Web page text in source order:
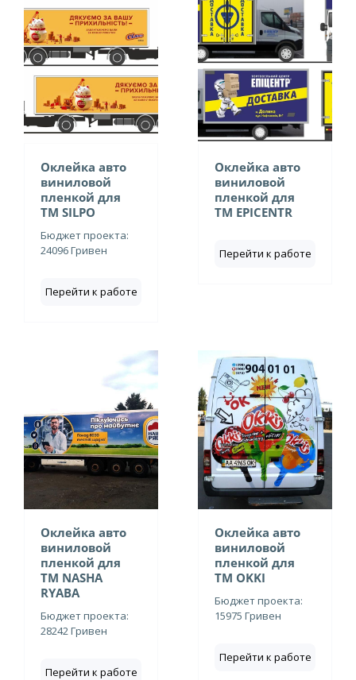
Оклейка авто
виниловой
пленкой для
ТМ SILPO
Бюджет проекта:
24096 Гривен
Перейти к работе
Оклейка авто
виниловой
пленкой для
ТМ EPICENTR
Перейти к работе
Оклейка авто
виниловой
пленкой для
ТМ NASHA
RYABA
Бюджет проекта:
28242 Гривен
Перейти к работе
Оклейка авто
виниловой
пленкой для
ТМ OKKI
Бюджет проекта:
15975 Гривен
Перейти к работе